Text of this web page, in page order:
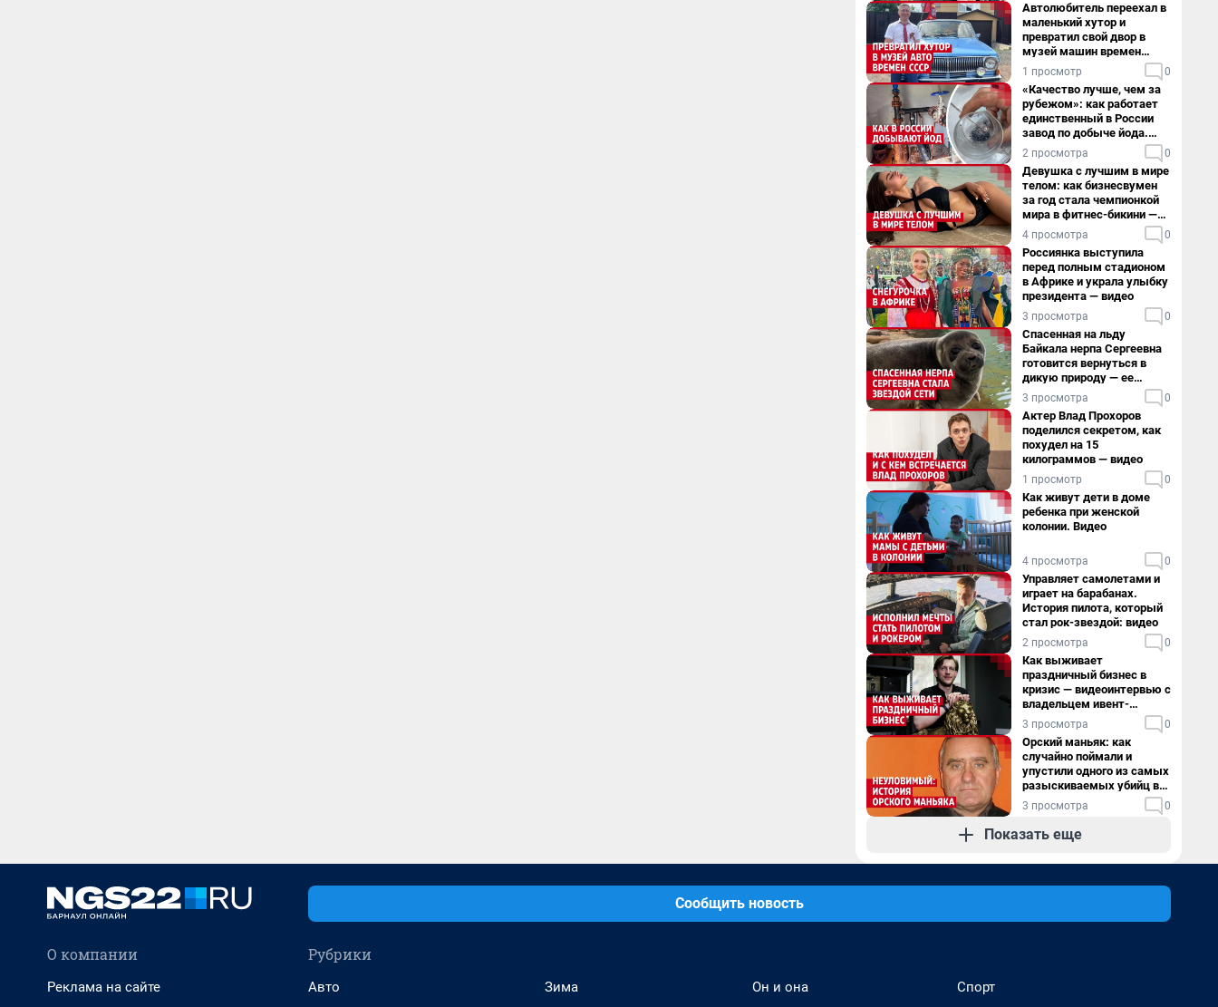
Автолюбитель переехал в
маленький хутор и
превратил свой двор в
музей машин времен
СССР. Видео
1 просмотр 0
«Качество лучше, чем за
рубежом»: как работает
единственный в России
завод по добыче йода.
Видео
2 просмотра 0
Девушка с лучшим в мире
телом: как бизнесвумен
за год стала чемпионкой
мира в фитнес-бикини —
видео
4 просмотра 0
Россиянка выступила
перед полным стадионом
в Африке и украла улыбку
президента — видео
3 просмотра 0
Спасенная на льду
Байкала нерпа Сергеевна
готовится вернуться в
дикую природу — ее
видеоистория
3 просмотра 0
Актер Влад Прохоров
поделился секретом, как
похудел на 15
килограммов — видео
1 просмотр 0
Как живут дети в доме
ребенка при женской
колонии. Видео
4 просмотра 0
Управляет самолетами и
играет на барабанах.
История пилота, который
стал рок-звездой: видео
2 просмотра 0
Как выживает
праздничный бизнес в
кризис — видеоинтервью с
владельцем ивент-
агентства
3 просмотра 0
Орский маньяк: как
случайно поймали и
упустили одного из самых
разыскиваемых убийц в
России. Видео
3 просмотра 0
Показать еще
Сообщить новость
О компании
Реклама на сайте
Рубрики
Авто
Зима
Он и она
Спорт